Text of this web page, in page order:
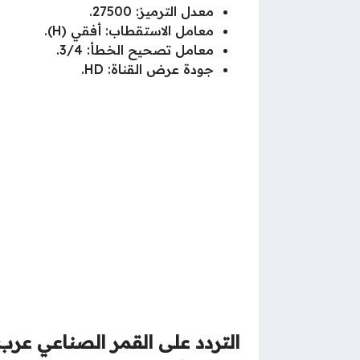
معدل الترميز: 27500.
معامل الاستقطاب: أفقي (H).
معامل تصحيح الخطأ: 3/4.
جودة عرض القناة: HD.
التردد على القمر الصناعي